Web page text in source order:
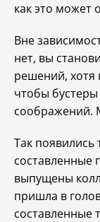
как это может
Вне
нет, вы
решений, хотя
чтобы
соображений.
Так появились
составленные
выпущены
пришла в
составленные